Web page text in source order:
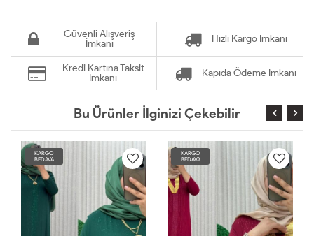
Güvenli Alışveriş
İmkanı
Hızlı Kargo İmkanı
Kredi Kartına Taksit
İmkanı
Kapıda Ödeme İmkanı
Bu Ürünler İlginizi Çekebilir
KARGO
BEDAVA
KARGO
BEDAVA